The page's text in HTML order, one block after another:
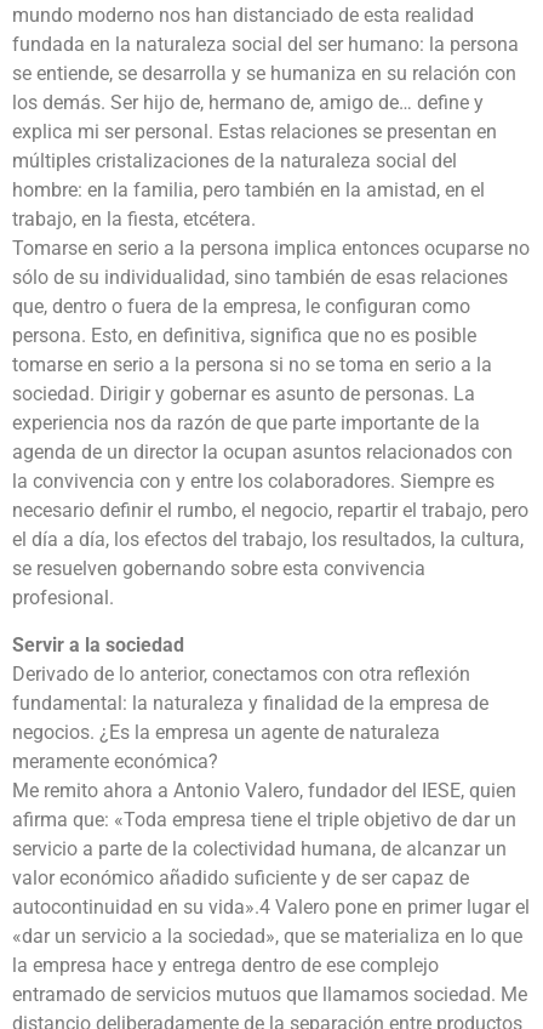
mundo moderno nos han distanciado de esta realidad
fundada en la naturaleza social del ser humano: la persona
se entiende, se desarrolla y se humaniza en su relación con
los demás. Ser hijo de, hermano de, amigo de… define y
explica mi ser personal. Estas relaciones se presentan en
múltiples cristalizaciones de la naturaleza social del
hombre: en la familia, pero también en la amistad, en el
trabajo, en la fiesta, etcétera.
Tomarse en serio a la persona implica entonces ocuparse no
sólo de su individualidad, sino también de esas relaciones
que, dentro o fuera de la empresa, le configuran como
persona. Esto, en definitiva, significa que no es posible
tomarse en serio a la persona si no se toma en serio a la
sociedad. Dirigir y gobernar es asunto de personas. La
experiencia nos da razón de que parte importante de la
agenda de un director la ocupan asuntos relacionados con
la convivencia con y entre los colaboradores. Siempre es
necesario definir el rumbo, el negocio, repartir el trabajo, pero
el día a día, los efectos del trabajo, los resultados, la cultura,
se resuelven gobernando sobre esta convivencia
profesional.
Servir a la sociedad
Derivado de lo anterior, conectamos con otra reflexión
fundamental: la naturaleza y finalidad de la empresa de
negocios. ¿Es la empresa un agente de naturaleza
meramente económica?
Me remito ahora a Antonio Valero, fundador del IESE, quien
afirma que: «Toda empresa tiene el triple objetivo de dar un
servicio a parte de la colectividad humana, de alcanzar un
valor económico añadido suficiente y de ser capaz de
autocontinuidad en su vida».4 Valero pone en primer lugar el
«dar un servicio a la sociedad», que se materializa en lo que
la empresa hace y entrega dentro de ese complejo
entramado de servicios mutuos que llamamos sociedad. Me
distancio deliberadamente de la separación entre productos